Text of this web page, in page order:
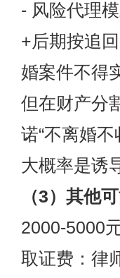
- 风险代理
+后期按追
婚案件不得
但在财产分
诺“不离婚不
大概率是诱
（3）其他
2000-5000
取证费：律